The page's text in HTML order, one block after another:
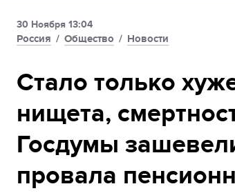
Политика
Экономика
Спорт
30 Ноября 13:04
Россия / Общество / Новости
Стало только
нищета,
Госдумы
провала